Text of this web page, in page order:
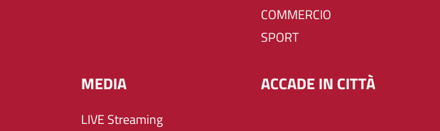
COMMERCIO
SPORT
MEDIA
LIVE Streaming
ACCADE IN CITTÀ